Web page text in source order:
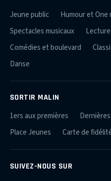
Jeune public
Humour et One
Spectacles musicaux
Comédies et boulevard
Danse
SORTIR MALIN
1ers aux premières
Place Jeunes
Carte de
SUIVEZ-NOUS SUR